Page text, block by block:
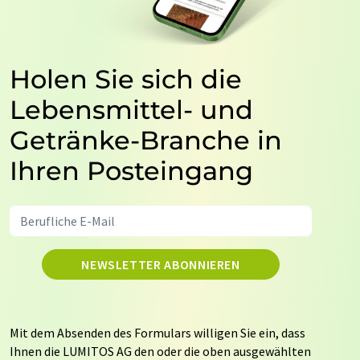
Holen Sie sich die
Lebensmittel- und
Getränke-Branche in
Ihren Posteingang
NEWSLETTER ABONNIEREN
Mit dem Absenden des Formulars willigen Sie ein, dass
Ihnen die LUMITOS AG den oder die oben ausgewählten